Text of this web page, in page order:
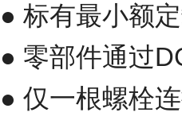
● 标有最小额
● 零部件通过
● 仅一根螺栓